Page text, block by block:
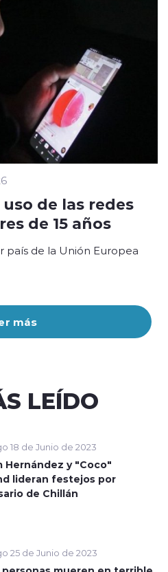
más
de las redes
de 15 años
país de la Unión Europea
LEÍDO
18 de Junio de 2023
Hernández y "Coco"
lideran festejos por
de Chillán
25 de Junio de 2023